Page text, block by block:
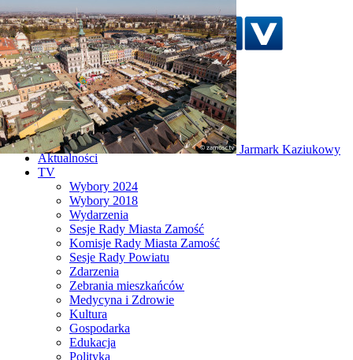
Szukaj w serwisie
Strona główna
Aktualności
TV
Wybory 2024
Wybory 2018
Wydarzenia
Sesje Rady Miasta Zamość
Komisje Rady Miasta Zamość
Sesje Rady Powiatu
Zdarzenia
Zebrania mieszkańców
Medycyna i Zdrowie
Kultura
Gospodarka
Edukacja
Polityka
Jarmark Kaziukowy